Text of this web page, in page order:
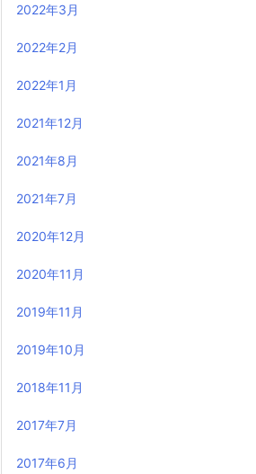
2022年3月
2022年2月
2022年1月
2021年12月
2021年8月
2021年7月
2020年12月
2020年11月
2019年11月
2019年10月
2018年11月
2017年7月
2017年6月